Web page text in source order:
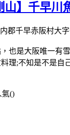
山】千早
郡千早赤阪村大字
也是大阪唯一有
理;不知是不是自
氣()